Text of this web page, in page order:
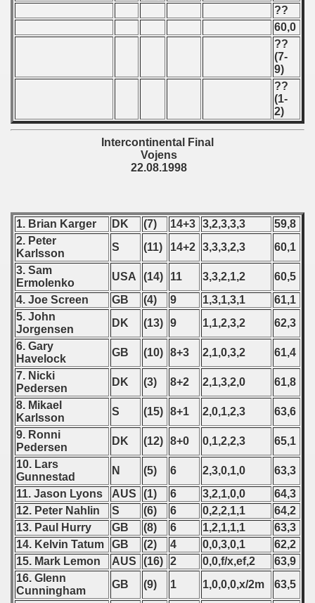
??
60,0
??
(7-
9)
??
(1-
2)
Intercontinental Final
Vojens
22.08.1998
1. Brian Karger DK (7) 14+3 3,2,3,3,3
59,8
2. Peter
Karlsson
S (11) 14+2 3,3,3,2,3
60,1
3. Sam
Ermolenko
USA (14) 11 3,3,2,1,2
60,5
4. Joe Screen
GB (4) 9 1,3,1,3,1
61,1
5. John
Jorgensen
DK (13) 9 1,1,2,3,2
62,3
6. Gary
Havelock
GB (10) 8+3 2,1,0,3,2
61,4
7. Nicki
Pedersen
DK (3) 8+2 2,1,3,2,0
61,8
8. Mikael
Karlsson
S (15) 8+1 2,0,1,2,3
63,6
9. Ronni
Pedersen
DK (12) 8+0 0,1,2,2,3
65,1
10. Lars
Gunnestad
N (5) 6 2,3,0,1,0
63,3
11. Jason Lyons
AUS (1) 6 3,2,1,0,0
64,3
12. Peter Nahlin
S (6) 6 0,2,2,1,1
64,2
13. Paul Hurry
GB (8) 6 1,2,1,1,1
63,3
14. Kelvin Tatum
GB (2) 4 0,0,3,0,1
62,2
15. Mark Lemon
AUS (16) 2 0,0,f/x,ef,2
63,9
16. Glenn
Cunningham
GB (9) 1 1,0,0,0,x/2m
63,5
1984
- 1988
- 1989
- 1990
- 1991
- 1992
- 1993
- 1994
- 1995
- 1996